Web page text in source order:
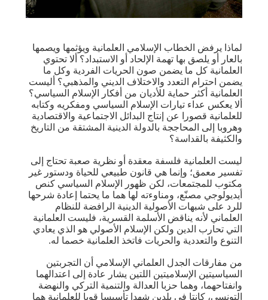
لماذا يرفض الخطاب الإسلامي العلمانية ويؤثمها ويصمها
بالعار أو يلصق بها تهمة الإلحاد أو الاستبداد؟ ألا تحتوي
العلمانية كل ما يضمن صون الحريات الفردية وكل ما
يضمن احترام التعدد والاختلاف الديني والمذهبي؟ أليست
العلمانية أكثر حماية للأديان من أفكار الإسلام السياسي؟
ألا يعكس عداء تيارات الإسلام السياسي ومفكريه وكتابه
للعلمانية قصورا عن إنتاج البدائل الاجتماعية والاقتصادية
وهروبا إلى المحاججة بالدولة الدينية المشتقة من التاريخ
والكثيفة بالقداسة؟
ليست العلمانية فلسفة معقدة أو نظرية صعبة تحتاج إلى
تفسير معمق؛ وإنما هي قانون طبيعي للحياة ودستور غير
مكتوب للمجتمعات، لكن ظهور الإسلام السياسي كنص
أيديولوجي مصنّع، ومناوءته لها هما ما يحتما إعادة شرحها
للرد على شبهات الأصولية الدينية الرافضة للنظام
العلماني لأنه يناقض الأسلمة القسرية، فليست العلمانية
التي تحارب الدين ولكن الإسلام الأصولي هو الذي يعادي
التنوع والتعددية والحريات فاتخذ العلمانية خصما له.
من مفارقات الجدل العلماني الإسلامي أن التجربتين
السياسيتين الإسلاميتين اللتين يشار عادة إلى اعتدالهما
وانفتاحهما، وهما حزبا العدالة والتنمية التركي والنهضة
التونسي، كانتا في بلدين شهدا تأسيسا قويا للعلمانية هما